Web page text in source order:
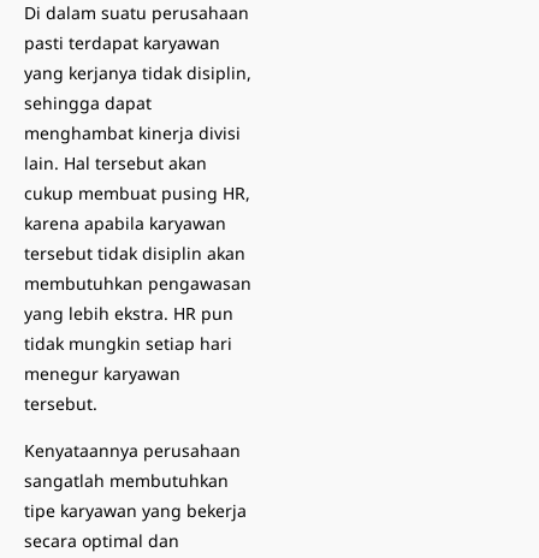
Di dalam suatu perusahaan
pasti terdapat karyawan
yang kerjanya tidak disiplin,
sehingga dapat
menghambat kinerja divisi
lain. Hal tersebut akan
cukup membuat pusing HR,
karena apabila karyawan
tersebut tidak disiplin akan
membutuhkan pengawasan
yang lebih ekstra. HR pun
tidak mungkin setiap hari
menegur karyawan
tersebut.
Kenyataannya perusahaan
sangatlah membutuhkan
tipe karyawan yang bekerja
secara optimal dan